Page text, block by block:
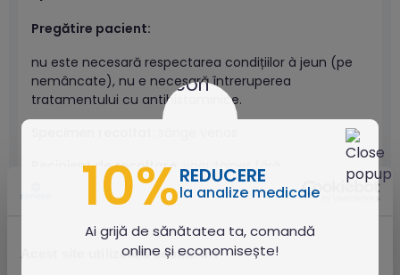
Acest site utilizează cookie-uri
Pregătire pacient:
nu este necesară respectarea condițiilor à jeun (pe
nemâncate), nu e necesară întreruperea
tratamentului cu antihistaminice.
Recipient de recoltare : vacutainer fără
anticoagulant, cu/ fără gel separator
prin centrifugare
10%REDUCERE
la analize medicale
Ai grijă de sănătatea ta, comandă
online și economisește!